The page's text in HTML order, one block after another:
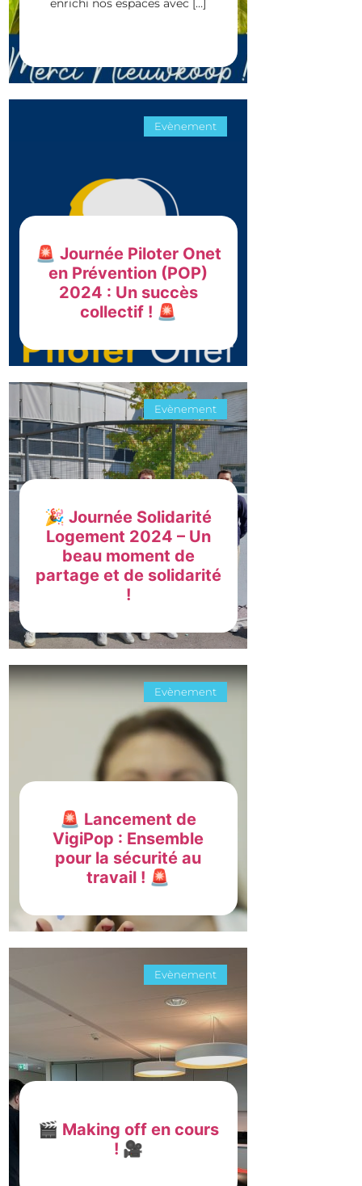
enrichi nos espaces avec […]
Evènement
🚨 Journée Piloter Onet
en Prévention (POP)
2024 : Un succès
collectif ! 🚨
Evènement
🎉 Journée Solidarité
Logement 2024 – Un
beau moment de
partage et de solidarité
!
Evènement
🚨 Lancement de
VigiPop : Ensemble
pour la sécurité au
travail ! 🚨
Evènement
🎬 Making off en cours
! 🎥